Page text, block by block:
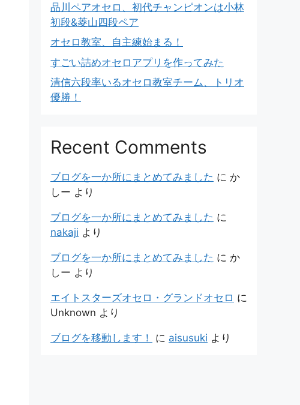
品川ペアオセロ、初代チャンピオンは小林
初段&菱山四段ペア
オセロ教室、自主練始まる！
すごい詰めオセロアプリを作ってみた
清信六段率いるオセロ教室チーム、トリオ
優勝！
Recent Comments
ブログを一か所にまとめてみました に か
しー より
ブログを一か所にまとめてみました に
nakaji より
ブログを一か所にまとめてみました に か
しー より
エイトスターズオセロ・グランドオセロ に
Unknown より
ブログを移動します！ に aisusuki より